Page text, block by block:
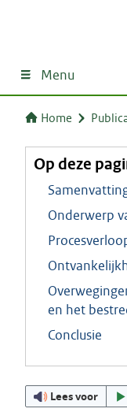
Menu
Home
Op deze
Onderwerp
en het
Conclusie
Lees voor